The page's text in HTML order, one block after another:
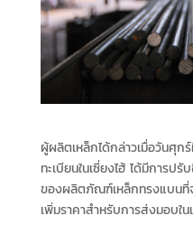
ผู้ผลิตเหล็กได้กล่าวเมื่อวันศุ
ทะเบียนในเซี่ยงไฮ้ ได้มีการป
ของผลิตภัณฑ์เหล็กทรงแบนที่
เพิ่มราคาสำหรับการส่งมอบใ